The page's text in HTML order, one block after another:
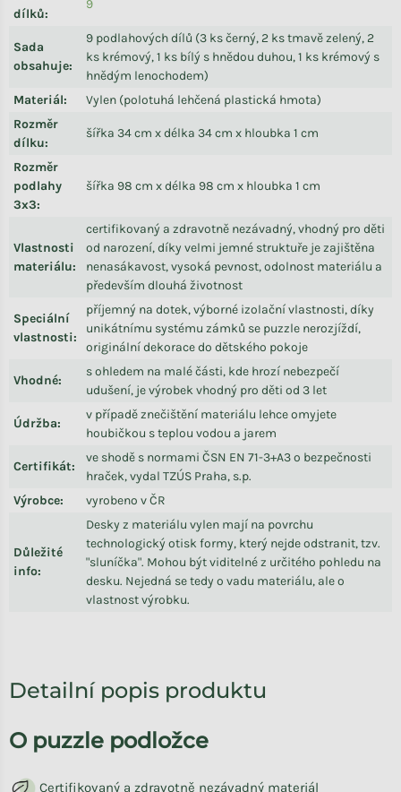
dílků:
9
Sada
obsahuje:
9 podlahových dílů (3 ks černý, 2 ks tmavě zelený, 2
ks krémový, 1 ks bílý s hnědou duhou, 1 ks krémový s
hnědým lenochodem)
Materiál:
Vylen (polotuhá lehčená plastická hmota)
Rozměr
dílku:
šířka 34 cm x délka 34 cm x hloubka 1 cm
Rozměr
podlahy
3x3:
šířka 98 cm x délka 98 cm x hloubka 1 cm
Vlastnosti
materiálu:
certifikovaný a zdravotně nezávadný, vhodný pro děti
od narození, díky velmi jemné struktuře je zajištěna
nenasákavost, vysoká pevnost, odolnost materiálu a
především dlouhá životnost
Speciální
vlastnosti:
příjemný na dotek, výborné izolační vlastnosti, díky
unikátnímu systému zámků se puzzle nerozjíždí,
originální dekorace do dětského pokoje
Vhodné:
s ohledem na malé části, kde hrozí nebezpečí
udušení, je výrobek vhodný pro děti od 3 let
Údržba:
v případě znečištění materiálu lehce omyjete
houbičkou s teplou vodou a jarem
Certifikát:
ve shodě s normami ČSN EN 71-3+A3 o bezpečnosti
hraček, vydal TZÚS Praha, s.p.
Výrobce: vyrobeno v ČR
Důležité
info:
Desky z materiálu vylen mají na povrchu
technologický otisk formy, který nejde odstranit, tzv.
"sluníčka". Mohou být viditelné z určitého pohledu na
desku. Nejedná se tedy o vadu materiálu, ale o
vlastnost výrobku.
Detailní popis produktu
O puzzle podložce
Certifikovaný a zdravotně nezávadný materiál